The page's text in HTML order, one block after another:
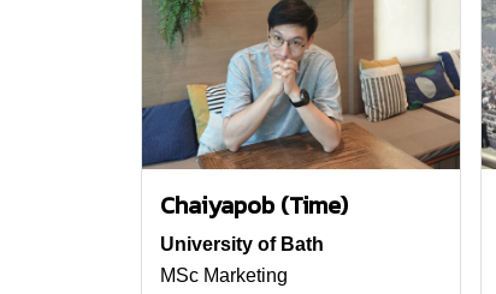
Chaiyapob (Time)
University of Bath
MSc Marketing